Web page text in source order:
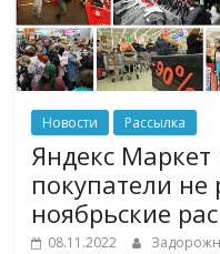
Новости Рассылка
Яндекс
покупатели
ноябрьские
08.11.2022